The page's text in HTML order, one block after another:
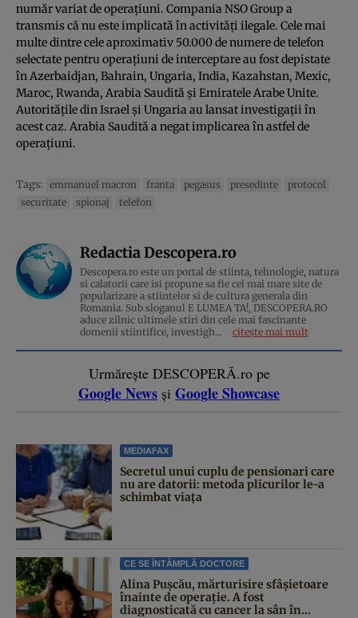
număr variat de operaţiuni. Compania NSO Group a
transmis că nu este implicată în activităţi ilegale. Cele mai
multe dintre cele aproximativ 50.000 de numere de telefon
selectate pentru operaţiuni de interceptare au fost depistate
în Azerbaidjan, Bahrain, Ungaria, India, Kazahstan, Mexic,
Maroc, Rwanda, Arabia Saudită şi Emiratele Arabe Unite.
Autorităţile din Israel şi Ungaria au lansat investigaţii în
acest caz. Arabia Saudită a negat implicarea în astfel de
operaţiuni.
Tags: emmanuel macron franta pegasus presedinte
protocol
securitate
spionaj telefon
Redactia Descopera.ro
Descopera.ro este un portal de stiinta, tehnologie, natura
si calatorii care isi propune sa fie cel mai mare site de
popularizare a stiintelor si de cultura generala din
Romania. Sub sloganul E LUMEA TA!, DESCOPERA.RO
aduce zilnic ultimele stiri din cele mai fascinante
domenii stiintifice, investigh...
citește mai mult
Urmărește DESCOPERĂ.ro pe
Google News și Google Showcase
MEDIAFAX
Secretul unui cuplu de pensionari care
nu are datorii: metoda plicurilor le-a
schimbat viața
CE SE ÎNTÂMPLĂ DOCTORE
Alina Pușcău, mărturisire sfâșietoare
înainte de operație. A fost
diagnosticată cu cancer la sân în...